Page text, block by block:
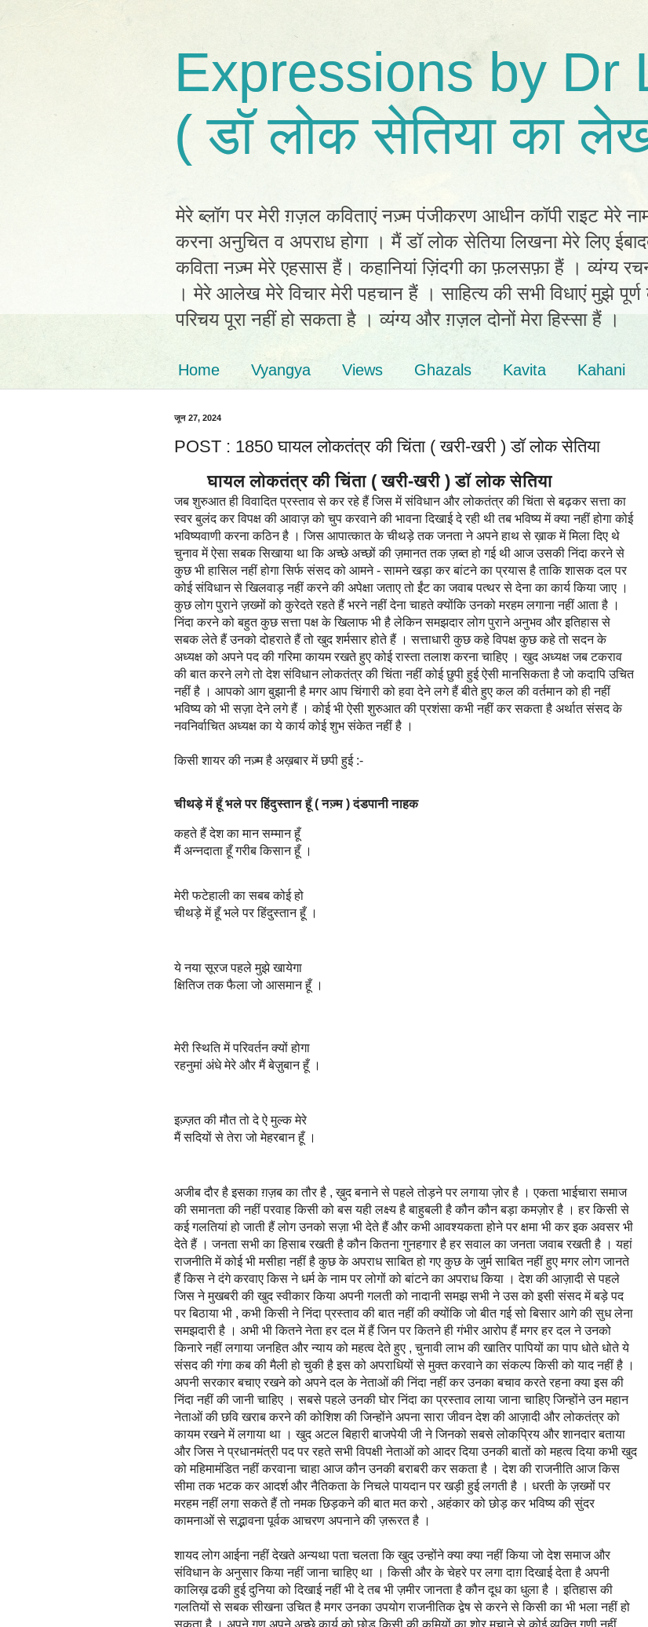
Expressions by Dr
( डॉ लोक सेतिया का
मेरे ब्लॉग पर मेरी ग़ज़ल कविताएं नज़्म पंजीकरण आधीन कॉपी राइट मेरे
करना अनुचित व अपराध होगा । मैं डॉ लोक सेतिया लिखना मेरे लिए
कविता नज़्म मेरे एहसास हैं। कहानियां ज़िंदगी का फ़लसफ़ा हैं । व्यंग्य
। मेरे आलेख मेरे विचार मेरी पहचान हैं । साहित्य की सभी विधाएं मुझे
परिचय पूरा नहीं हो सकता है । व्यंग्य और ग़ज़ल दोनों मेरा हिस्सा हैं ।
Home Vyangya Views Ghazals Kavita Kahani
जून 27, 2024
POST : 1850 घायल लोकतंत्र की चिंता ( खरी-खरी ) डॉ लोक सेतिया
घायल लोकतंत्र की चिंता ( खरी-खरी ) डॉ लोक सेतिया
जब शुरुआत ही विवादित प्रस्ताव से कर रहे हैं जिस में संविधान और लोकतंत्र की चिंता से बढ़कर सत्ता का
स्वर बुलंद कर विपक्ष की आवाज़ को चुप करवाने की भावना दिखाई दे रही थी तब भविष्य में क्या नहीं होगा कोई
भविष्यवाणी करना कठिन है । जिस आपात्कात के चीथड़े तक जनता ने अपने हाथ से ख़ाक में मिला दिए थे
चुनाव में ऐसा सबक सिखाया था कि अच्छे अच्छों की ज़मानत तक ज़ब्त हो गई थी आज उसकी निंदा करने से
कुछ भी हासिल नहीं होगा सिर्फ संसद को आमने - सामने खड़ा कर बांटने का प्रयास है ताकि शासक दल पर
कोई संविधान से खिलवाड़ नहीं करने की अपेक्षा जताए तो ईंट का जवाब पत्थर से देना का कार्य किया जाए ।
कुछ लोग पुराने ज़ख्मों को कुरेदते रहते हैं भरने नहीं देना चाहते क्योंकि उनको मरहम लगाना नहीं आता है ।
निंदा करने को बहुत कुछ सत्ता पक्ष के खिलाफ भी है लेकिन समझदार लोग पुराने अनुभव और इतिहास से
सबक लेते हैं उनको दोहराते हैं तो खुद शर्मसार होते हैं । सत्ताधारी कुछ कहे विपक्ष कुछ कहे तो सदन के
अध्यक्ष को अपने पद की गरिमा कायम रखते हुए कोई रास्ता तलाश करना चाहिए । खुद अध्यक्ष जब टकराव
की बात करने लगे तो देश संविधान लोकतंत्र की चिंता नहीं कोई छुपी हुई ऐसी मानसिकता है जो कदापि उचित
नहीं है । आपको आग बुझानी है मगर आप चिंगारी को हवा देने लगे हैं बीते हुए कल की वर्तमान को ही नहीं
भविष्य को भी सज़ा देने लगे हैं । कोई भी ऐसी शुरुआत की प्रशंसा कभी नहीं कर सकता है अर्थात संसद के
नवनिर्वाचित अध्यक्ष का ये कार्य कोई शुभ संकेत नहीं है ।
किसी शायर की नज़्म है अख़बार में छपी हुई :-
चीथड़े में हूँ भले पर हिंदुस्तान हूँ ( नज़्म )दंडपानी नाहक
कहते हैं देश का मान सम्मान हूँ
मैं अन्नदाता हूँ गरीब किसान हूँ ।
मेरी फटेहाली का सबब कोई हो
चीथड़े में हूँ भले पर हिंदुस्तान हूँ ।
ये नया सूरज पहले मुझे खायेगा
क्षितिज तक फैला जो आसमान हूँ ।
मेरी स्थिति में परिवर्तन क्यों होगा
रहनुमां अंधे मेरे और मैं बेज़ुबान हूँ ।
इज़्ज़त की मौत तो दे ऐ मुल्क मेरे
मैं सदियों से तेरा जो मेहरबान हूँ ।
अजीब दौर है इसका ग़ज़ब का तौर है , ख़ुद बनाने से पहले तोड़ने पर लगाया ज़ोर है । एकता भाईचारा समाज
की समानता की नहीं परवाह किसी को बस यही लक्ष्य है बाहुबली है कौन कौन बड़ा कमज़ोर है । हर किसी से
कई गलतियां हो जाती हैं लोग उनको सज़ा भी देते हैं और कभी आवश्यकता होने पर क्षमा भी कर इक अवसर भी
देते हैं । जनता सभी का हिसाब रखती है कौन कितना गुनहगार है हर सवाल का जनता जवाब रखती है । यहां
राजनीति में कोई भी मसीहा नहीं है कुछ के अपराध साबित हो गए कुछ के जुर्म साबित नहीं हुए मगर लोग जानते
हैं किस ने दंगे करवाए किस ने धर्म के नाम पर लोगों को बांटने का अपराध किया । देश की आज़ादी से पहले
जिस ने मुखबरी की खुद स्वीकार किया अपनी गलती को नादानी समझ सभी ने उस को इसी संसद में बड़े पद
पर बिठाया भी , कभी किसी ने निंदा प्रस्ताव की बात नहीं की क्योंकि जो बीत गई सो बिसार आगे की सुध लेना
समझदारी है । अभी भी कितने नेता हर दल में हैं जिन पर कितने ही गंभीर आरोप हैं मगर हर दल ने उनको
किनारे नहीं लगाया जनहित और न्याय को महत्व देते हुए , चुनावी लाभ की खातिर पापियों का पाप धोते धोते ये
संसद की गंगा कब की मैली हो चुकी है इस को अपराधियों से मुक्त करवाने का संकल्प किसी को याद नहीं है ।
अपनी सरकार बचाए रखने को अपने दल के नेताओं की निंदा नहीं कर उनका बचाव करते रहना क्या इस की
निंदा नहीं की जानी चाहिए । सबसे पहले उनकी घोर निंदा का प्रस्ताव लाया जाना चाहिए जिन्होंने उन महान
नेताओं की छवि खराब करने की कोशिश की जिन्होंने अपना सारा जीवन देश की आज़ादी और लोकतंत्र को
कायम रखने में लगाया था । खुद अटल बिहारी बाजपेयी जी ने जिनको सबसे लोकप्रिय और शानदार बताया
और जिस ने प्रधानमंत्री पद पर रहते सभी विपक्षी नेताओं को आदर दिया उनकी बातों को महत्व दिया कभी खुद
को महिमामंडित नहीं करवाना चाहा आज कौन उनकी बराबरी कर सकता है । देश की राजनीति आज किस
सीमा तक भटक कर आदर्श और नैतिकता के निचले पायदान पर खड़ी हुई लगती है । धरती के ज़ख्मों पर
मरहम नहीं लगा सकते हैं तो नमक छिड़कने की बात मत करो , अहंकार को छोड़ कर भविष्य की सुंदर
कामनाओं से सद्भावना पूर्वक आचरण अपनाने की ज़रूरत है ।
शायद लोग आईना नहीं देखते अन्यथा पता चलता कि खुद उन्होंने क्या क्या नहीं किया जो देश समाज और
संविधान के अनुसार किया नहीं जाना चाहिए था । किसी और के चेहरे पर लगा दाग़ दिखाई देता है अपनी
कालिख़ ढकी हुई दुनिया को दिखाई नहीं भी दे तब भी ज़मीर जानता है कौन दूध का धुला है । इतिहास की
गलतियों से सबक सीखना उचित है मगर उनका उपयोग राजनीतिक द्वेष से करने से किसी का भी भला नहीं हो